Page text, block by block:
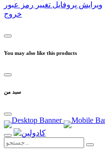
ویرایش پروفایل تغییر رمز عبور
خروج
You may also like this products
سبد من